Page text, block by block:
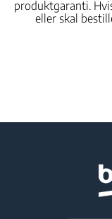
produktgaranti.
eller skal